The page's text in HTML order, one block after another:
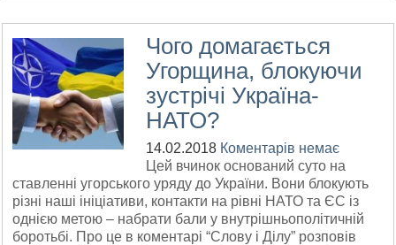
Чого домагається
Угорщина, блокуючи
зустрічі Україна-
НАТО?
14.02.2018 Коментарів немає
Цей вчинок оснований суто на
ставленні угорського уряду до України. Вони блокують
різні наші ініціативи, контакти на рівні НАТО та ЄС із
однією метою – набрати бали у внутрішньополітичній
боротьбі. Про це в коментарі “Слову і Ділу” розповів